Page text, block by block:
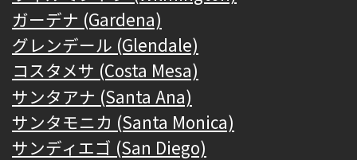
ガーデナ (Gardena)
グレンデール (Glendale)
コスタメサ (Costa Mesa)
サンタアナ (Santa Ana)
サンタモニカ (Santa Monica)
サンディエゴ (San Diego)